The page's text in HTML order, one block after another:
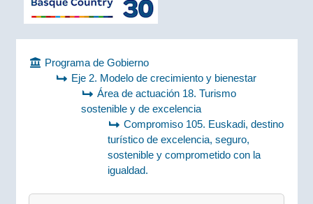
Programa de Gobierno
Eje 2. Modelo de crecimiento y bienestar
Área de actuación 18. Turismo
sostenible y de excelencia
Compromiso 105. Euskadi, destino
turístico de excelencia, seguro,
sostenible y comprometido con la
igualdad.